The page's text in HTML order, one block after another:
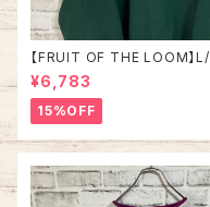
【FRUIT OF THE LOOM】L/
Parody Sweat XL 90s Mad
e in USA 企業ロゴ パロディ
ャラクター スウェット トレーナ
USA製 刺繍ロゴ vintage ヴィ
ンテージ アメリカ USA 古着
¥6,783
15%OFF